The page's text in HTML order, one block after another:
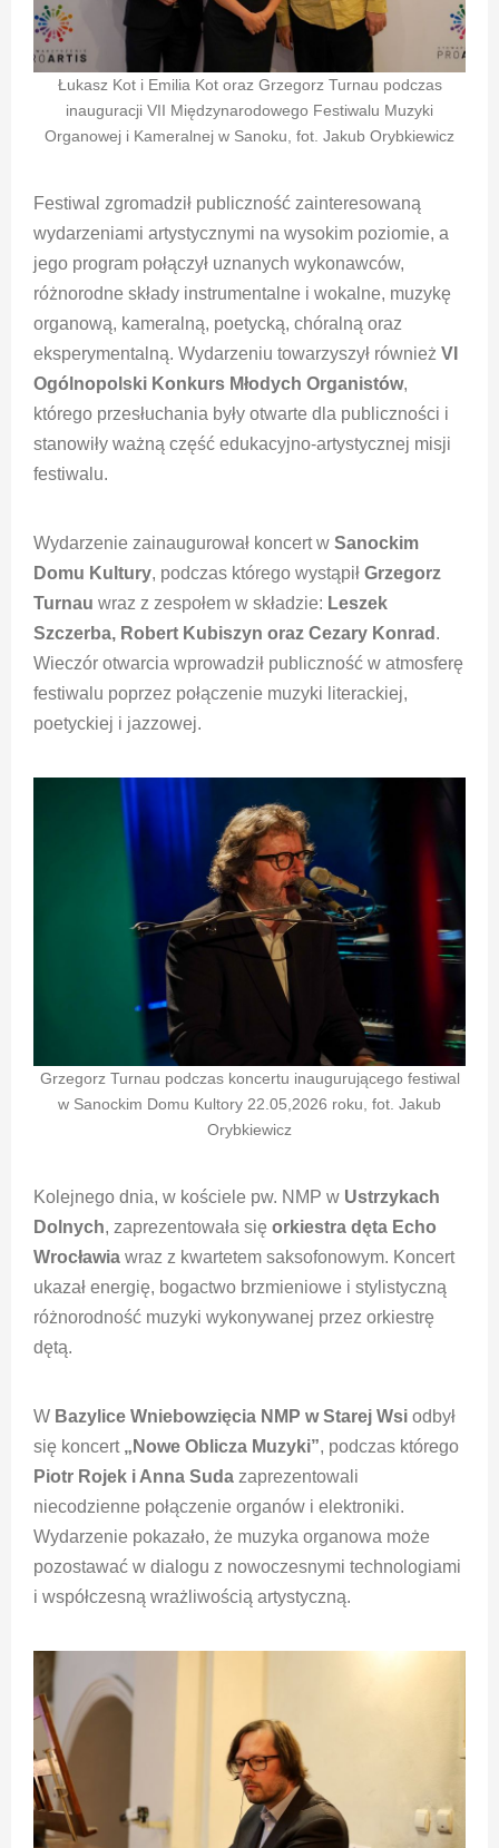
Łukasz Kot i Emilia Kot oraz Grzegorz Turnau podczas
inauguracji VII Międzynarodowego Festiwalu Muzyki
Organowej i Kameralnej w Sanoku, fot. Jakub Orybkiewicz
Festiwal zgromadził publiczność zainteresowaną
wydarzeniami artystycznymi na wysokim poziomie, a
jego program połączył uznanych wykonawców,
różnorodne składy instrumentalne i wokalne, muzykę
organową, kameralną, poetycką, chóralną oraz
eksperymentalną. Wydarzeniu towarzyszył również VI
Ogólnopolski Konkurs Młodych Organistów,
którego przesłuchania były otwarte dla publiczności i
stanowiły ważną część edukacyjno-artystycznej misji
festiwalu.
Wydarzenie zainaugurował koncert w Sanockim
Domu Kultury, podczas którego wystąpił Grzegorz
Turnau wraz z zespołem w składzie: Leszek
Szczerba, Robert Kubiszyn oraz Cezary Konrad .
Wieczór otwarcia wprowadził publiczność w atmosferę
festiwalu poprzez połączenie muzyki literackiej,
poetyckiej i jazzowej.
Grzegorz Turnau podczas koncertu inaugurującego festiwal
w Sanockim Domu Kultory 22.05,2026 roku, fot. Jakub
Orybkiewicz
Kolejnego dnia, w kościele pw. NMP w Ustrzykach
Dolnych, zaprezentowała się orkiestra dęta Echo
Wrocławia wraz z kwartetem saksofonowym. Koncert
ukazał energię, bogactwo brzmieniowe i stylistyczną
różnorodność muzyki wykonywanej przez orkiestrę
dętą.
W Bazylice Wniebowzięcia NMP w Starej Wsi odbył
się koncert „Nowe Oblicza Muzyki”, podczas którego
Piotr Rojek i Anna Suda zaprezentowali
niecodzienne połączenie organów i elektroniki.
Wydarzenie pokazało, że muzyka organowa może
pozostawać w dialogu z nowoczesnymi technologiami
i współczesną wrażliwością artystyczną.